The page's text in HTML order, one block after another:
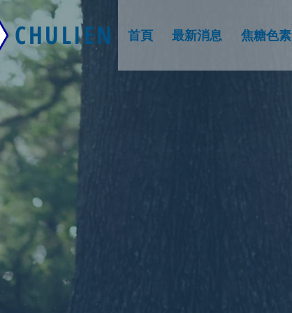
首頁 最新消息 焦糖色素
CHULIEN